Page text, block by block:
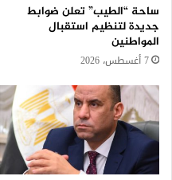
ساحة “الطيب” تعلن ضوابط
جديدة لتنظيم استقبال
المواطنين
7 أغسطس، 2026